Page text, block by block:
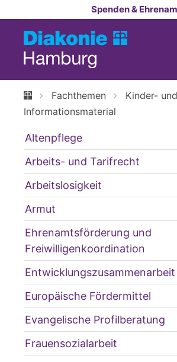
Zum Inhalt springenSpenden &
Fachthemen Kinder-
Informationsmaterial
Altenpflege
Arbeits- und Tarifrecht
Arbeitslosigkeit
Armut
Ehrenamtsförderung und
Freiwilligenkoordination
Entwicklungszusammenarbeit
Europäische Fördermittel
Evangelische Profilberatung
Frauensozialarbeit